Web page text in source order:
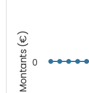
Montants (€) 0